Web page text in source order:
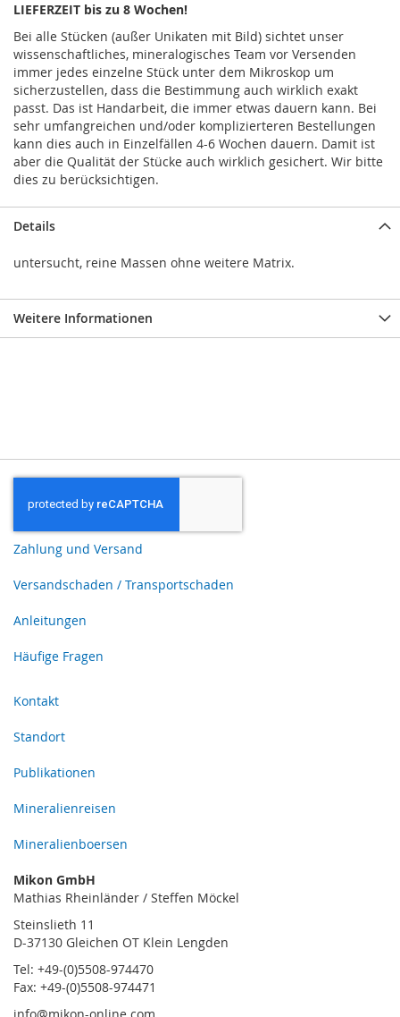
LIEFERZEIT bis zu 8 Wochen!
Bei alle Stücken (außer Unikaten mit Bild) sichtet unser
wissenschaftliches, mineralogisches Team vor Versenden
immer jedes einzelne Stück unter dem Mikroskop um
sicherzustellen, dass die Bestimmung auch wirklich exakt
passt. Das ist Handarbeit, die immer etwas dauern kann. Bei
sehr umfangreichen und/oder komplizierteren Bestellungen
kann dies auch in Einzelfällen 4-6 Wochen dauern. Damit ist
aber die Qualität der Stücke auch wirklich gesichert. Wir bitte
dies zu berücksichtigen.
Details
untersucht, reine Massen ohne weitere Matrix.
Weitere Informationen
Zahlung und Versand
Versandschaden / Transportschaden
Anleitungen
Häufige Fragen
Kontakt
Standort
Publikationen
Mineralienreisen
Mineralienboersen
Mikon GmbH
Mathias Rheinländer / Steffen Möckel
Steinslieth 11
D-37130 Gleichen OT Klein Lengden
Tel: +49-(0)5508-974470
Fax: +49-(0)5508-974471